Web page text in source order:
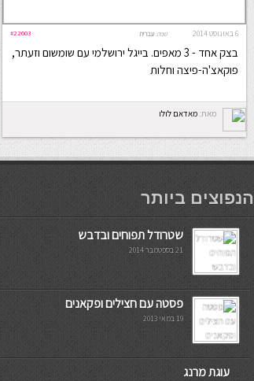
6 באוגוסט 2014 #22603 שפה: עברית
בצק אחד - 3 מאפים. בייגל ירושלמי עם שומשום וזעתר,
פוקאצ'ה-פיצה וחלות
מאת: מאדאם לולו
мостбет кг
הנפוצים ביותר
שטרודל תפוחים ובדבש
21 בספטמבר 2014
פסטה עם חצילים ופקאנים
19 במאי 2013
עוגת מרנג